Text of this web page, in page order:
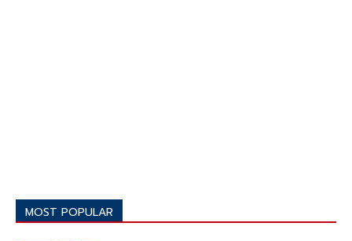
MOST POPULAR